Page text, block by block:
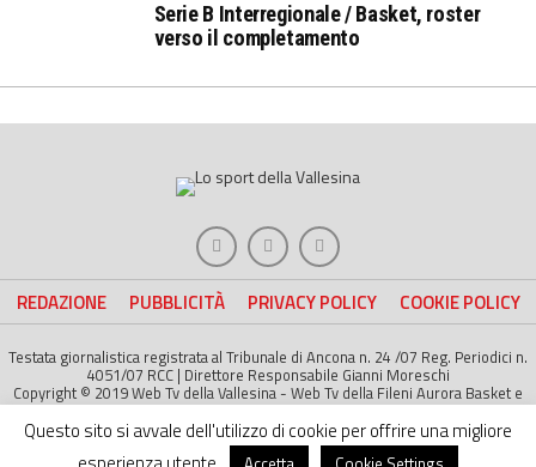
Serie B Interregionale / Basket, roster
verso il completamento
REDAZIONE PUBBLICITÀ PRIVACY POLICY COOKIE POLICY
Testata giornalistica registrata al Tribunale di Ancona n. 24 /07 Reg. Periodici n.
4051/07 RCC | Direttore Responsabile Gianni Moreschi
Copyright © 2019 Web Tv della Vallesina - Web Tv della Fileni Aurora Basket e
della Jesina Calcio. All right Reserved | Project byLife Color
Questo sito si avvale dell'utilizzo di cookie per offrire una migliore